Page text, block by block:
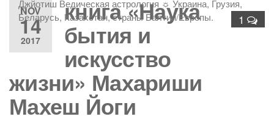
Джйотиш Ведическая астрология ☼ Украина, Грузия,
Беларусь, Казахстан, страны Балтии/Европы.
NOV
14
2017
1
книга «Наука
бытия и
искусство
жизни» Махариши
Махеш Йоги